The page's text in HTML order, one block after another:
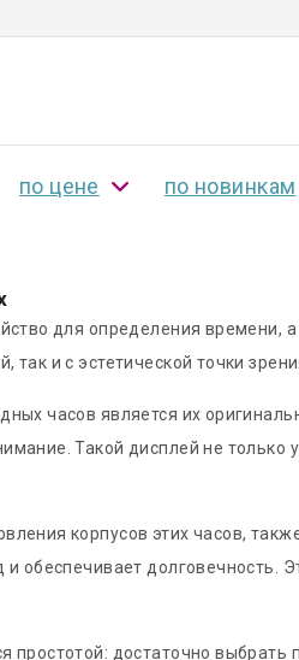
по цене по новинкам
для определения
и с эстетической точки
часов является их
Такой дисплей не только
корпусов этих часов,
обеспечивает долговечность.
простотой: достаточно